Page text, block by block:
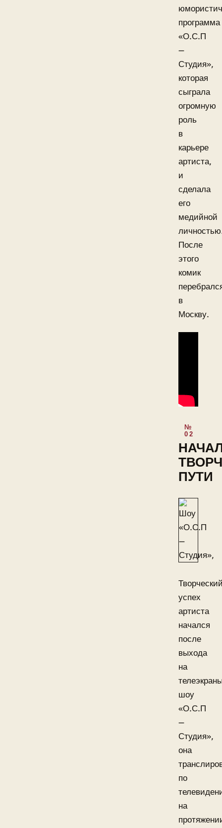
программа
«О.С.П
—
Студия»,
которая
сыграла
огромную
роль
в
карьере
артиста,
и
сделала
его
медийной
После
этого
комик
в
Москву.
ПУТИ
успех
артиста
начался
после
выхода
на
шоу
«О.С.П
—
Студия»,
она
по
на